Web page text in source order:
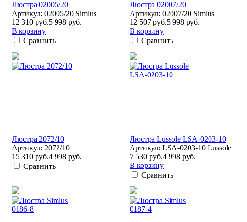
Люстра 02005/20
Артикул: 02005/20 Simlus
12 310 руб.5 998 руб.
В корзину
Сравнить
Люстра 02007/20
Артикул: 02007/20 Simlus
12 507 руб.5 998 руб.
В корзину
Сравнить
Люстра 2072/10
Артикул: 2072/10
15 310 руб.4 998 руб.
Сравнить
Люстра Lussole LSA-0203-10
Артикул: LSA-0203-10 Lussole
7 530 руб.4 998 руб.
В корзину
Сравнить